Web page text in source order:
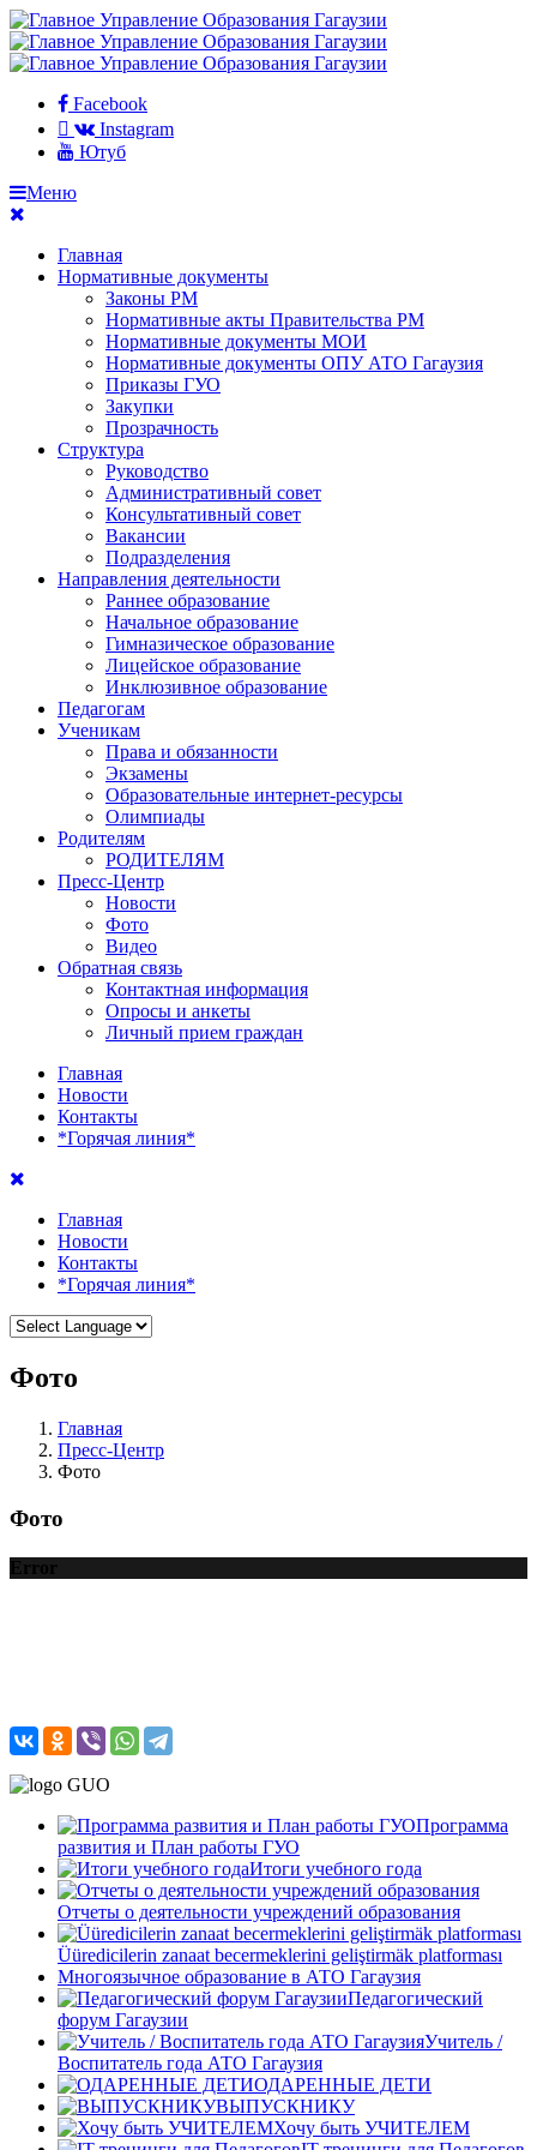
Facebook
Instagram
Ютуб
Меню
Главная
Нормативные документы
Законы РМ
Нормативные акты Правительства РМ
Нормативные документы МОИ
Нормативные документы ОПУ АТО Гагаузия
Приказы ГУО
Закупки
Прозрачность
Структура
Руководство
Административный совет
Консультативный совет
Вакансии
Подразделения
Направления деятельности
Раннее образование
Начальное образование
Гимназическое образование
Лицейское образование
Инклюзивное образование
Педагогам
Ученикам
Права и обязанности
Экзамены
Образовательные интернет-ресурсы
Олимпиады
Родителям
РОДИТЕЛЯМ
Пресс-Центр
Новости
Фото
Видео
Обратная связь
Контактная информация
Опросы и анкеты
Личный прием граждан
Главная
Новости
Контакты
*Горячая линия*
Главная
Новости
Контакты
*Горячая линия*
Фото
Главная
Пресс-Центр
Фото
Фото
Error
Программа
развития и План работы ГУО
Итоги учебного года
Отчеты о деятельности учреждений образования
Üüredicilerin zanaat becermeklerini geliştirmäk platforması
Многоязычное образование в АТО Гагаузия
Педагогический
форум Гагаузии
Учитель /
Воспитатель года АТО Гагаузия
ОДАРЕННЫЕ ДЕТИ
ВЫПУСКНИКУ
Хочу быть УЧИТЕЛЕМ